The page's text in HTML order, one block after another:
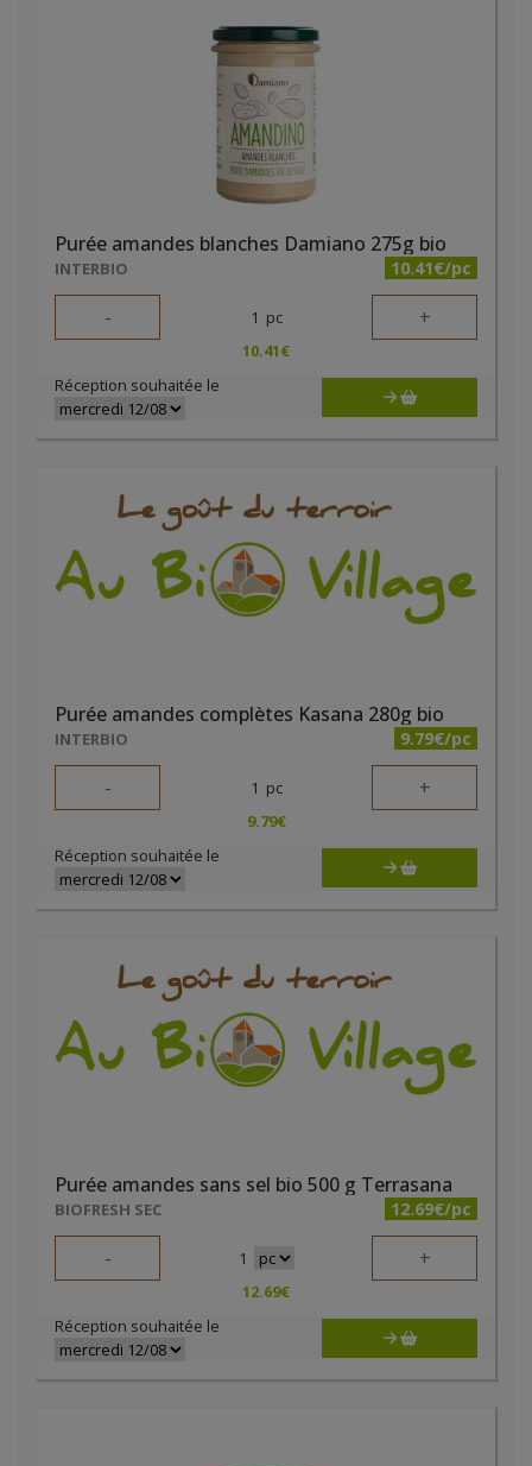
Purée amandes blanches Damiano 275g bio
INTERBIO 10.41€/pc
- 1 pc +
10.41€
Réception souhaitée le
Purée amandes complètes Kasana 280g bio
INTERBIO 9.79€/pc
- 1 pc +
9.79€
Réception souhaitée le
Purée amandes sans sel bio 500 g Terrasana
BIOFRESH SEC 12.69€/pc
- 1 +
12.69€
Réception souhaitée le